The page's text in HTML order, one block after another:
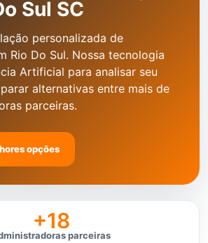
Sul SC
personalizada de
Rio Do Sul. Nossa tecnologia
Artificial para analisar seu
alternativas entre mais de
parceiras.
opções
+18
parceiras